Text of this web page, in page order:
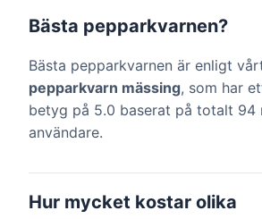
Bästa pepparkvarnen?
Bästa pepparkvarnen är enligt
pepparkvarn mässing, som har
betyg på 5.0 baserat på totalt 94
användare.
Hur mycket kostar olika